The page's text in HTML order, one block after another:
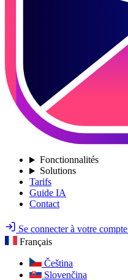
Fonctionnalités
Solutions
Tarifs
Guide IA
Contact
Se connecter à votre compte
Français
Čeština
Slovenčina